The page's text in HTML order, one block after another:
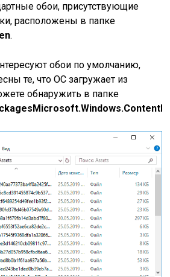
обои, присутствующие
расположены в папке
.
обои по умолчанию,
те, что ОС загружает из
обнаружить в папке